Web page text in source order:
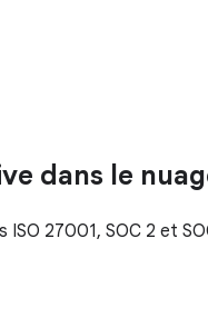
dans le
27001, SOC 2 et